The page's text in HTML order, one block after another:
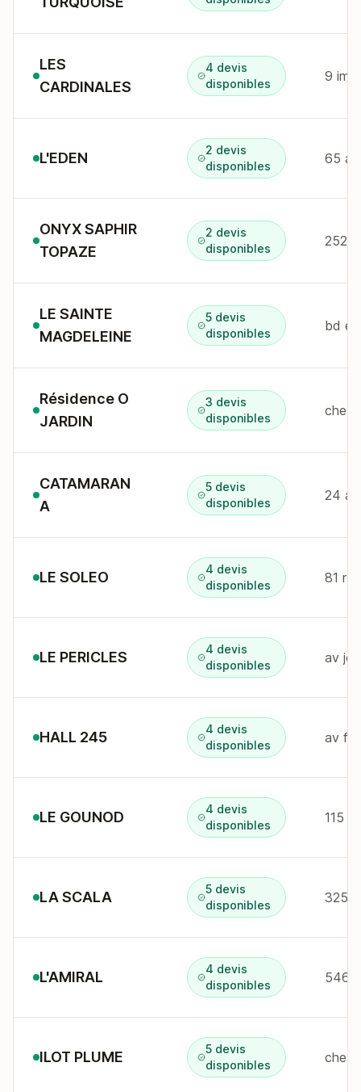
LES
CARDINALES
4 devis
disponibles
9 imp
L'EDEN
2 devis
disponibles
ONYX SAPHIR
TOPAZE
2 devis
disponibles
LE SAINTE
MAGDELEINE
5 devis
disponibles
Résidence O
JARDIN
3 devis
disponibles
che
CATAMARAN
A
5 devis
disponibles
24
LE SOLEO
4 devis
disponibles
81 r
LE PERICLES
4 devis
disponibles
av
HALL 245
4 devis
disponibles
av
LE GOUNOD
4 devis
disponibles
LA SCALA
5 devis
disponibles
L'AMIRAL
4 devis
disponibles
546
ILOT PLUME
5 devis
disponibles
che